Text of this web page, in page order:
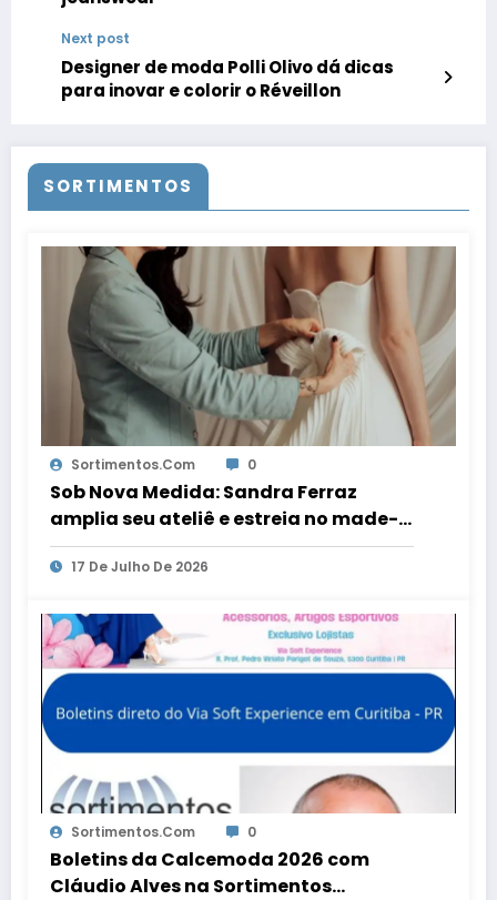
Next post
Designer de moda Polli Olivo dá dicas
para inovar e colorir o Réveillon
SORTIMENTOS
Sortimentos.com 0
Sob Nova Medida: Sandra Ferraz
amplia seu ateliê e estreia no made-
to-order
17 De Julho De 2026
Sortimentos.com 0
Boletins da Calcemoda 2026 com
Cláudio Alves na Sortimentos